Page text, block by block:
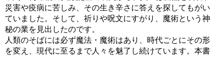
災害や疫病に苦しみ、その生き辛さに答えを探してもがい
ていました。そして、祈りや呪文にすがり、魔術という神
秘の業を見出したのです。
人類のそばには必ず魔法・魔術はあり、時代ごとにその形
を変え、現代に至るまで人々を魅了し続けています。本書